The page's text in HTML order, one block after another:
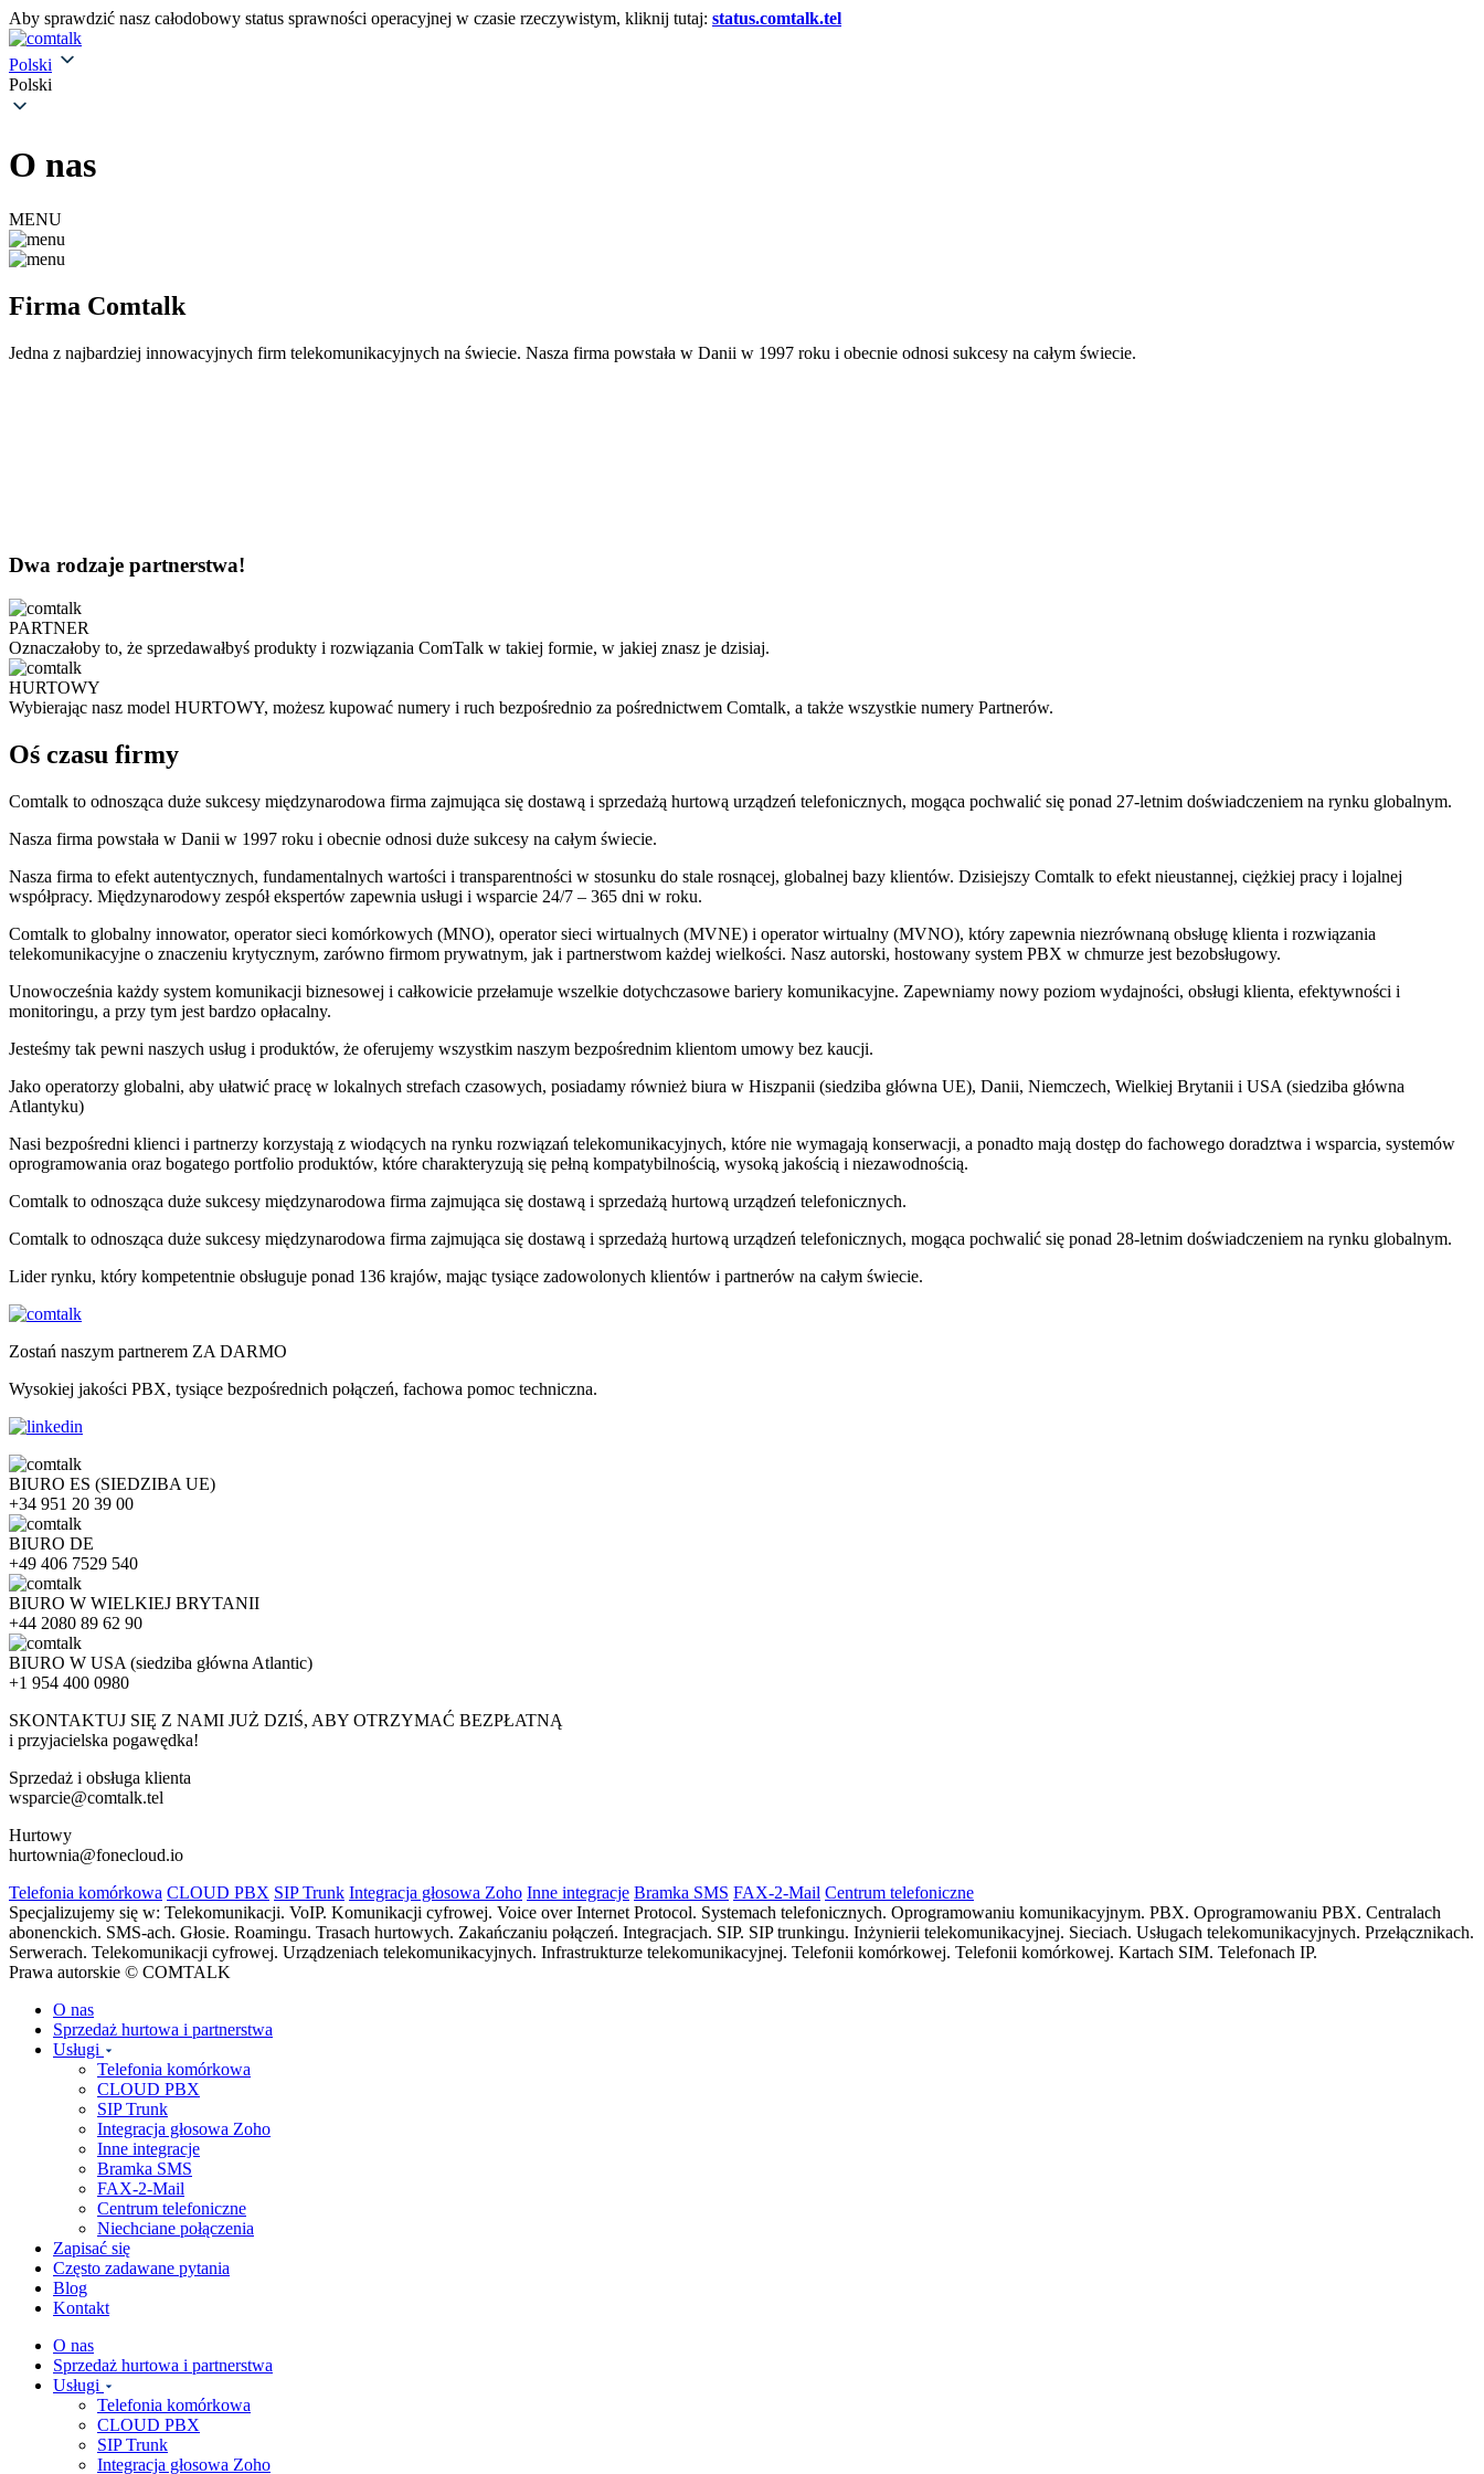
Aby sprawdzić nasz całodobowy status sprawności operacyjnej w czasie rzeczywistym, kliknij tutaj: status.comtalk.tel
Polski
Polski
O nas
MENU
Firma Comtalk
Jedna z najbardziej innowacyjnych firm telekomunikacyjnych na świecie. Nasza firma powstała w Danii w 1997 roku i obecnie odnosi sukcesy na całym świecie.
Dwa rodzaje partnerstwa!
PARTNER
Oznaczałoby to, że sprzedawałbyś produkty i rozwiązania ComTalk w takiej formie, w jakiej znasz je dzisiaj.
HURTOWY
Wybierając nasz model HURTOWY, możesz kupować numery i ruch bezpośrednio za pośrednictwem Comtalk, a także wszystkie numery Partnerów.
Oś czasu firmy
Comtalk to odnosząca duże sukcesy międzynarodowa firma zajmująca się dostawą i sprzedażą hurtową urządzeń telefonicznych, mogąca pochwalić się ponad 27-letnim doświadczeniem na rynku globalnym.
Nasza firma powstała w Danii w 1997 roku i obecnie odnosi duże sukcesy na całym świecie.
Nasza firma to efekt autentycznych, fundamentalnych wartości i transparentności w stosunku do stale rosnącej, globalnej bazy klientów. Dzisiejszy Comtalk to efekt nieustannej, ciężkiej pracy i lojalnej
współpracy. Międzynarodowy zespół ekspertów zapewnia usługi i wsparcie 24/7 – 365 dni w roku.
Comtalk to globalny innowator, operator sieci komórkowych (MNO), operator sieci wirtualnych (MVNE) i operator wirtualny (MVNO), który zapewnia niezrównaną obsługę klienta i rozwiązania
telekomunikacyjne o znaczeniu krytycznym, zarówno firmom prywatnym, jak i partnerstwom każdej wielkości. Nasz autorski, hostowany system PBX w chmurze jest bezobsługowy.
Unowocześnia każdy system komunikacji biznesowej i całkowicie przełamuje wszelkie dotychczasowe bariery komunikacyjne. Zapewniamy nowy poziom wydajności, obsługi klienta, efektywności i
monitoringu, a przy tym jest bardzo opłacalny.
Jesteśmy tak pewni naszych usług i produktów, że oferujemy wszystkim naszym bezpośrednim klientom umowy bez kaucji.
Jako operatorzy globalni, aby ułatwić pracę w lokalnych strefach czasowych, posiadamy również biura w Hiszpanii (siedziba główna UE), Danii, Niemczech, Wielkiej Brytanii i USA (siedziba główna
Atlantyku)
Nasi bezpośredni klienci i partnerzy korzystają z wiodących na rynku rozwiązań telekomunikacyjnych, które nie wymagają konserwacji, a ponadto mają dostęp do fachowego doradztwa i wsparcia, systemów
oprogramowania oraz bogatego portfolio produktów, które charakteryzują się pełną kompatybilnością, wysoką jakością i niezawodnością.
Comtalk to odnosząca duże sukcesy międzynarodowa firma zajmująca się dostawą i sprzedażą hurtową urządzeń telefonicznych.
Comtalk to odnosząca duże sukcesy międzynarodowa firma zajmująca się dostawą i sprzedażą hurtową urządzeń telefonicznych, mogąca pochwalić się ponad 28-letnim doświadczeniem na rynku globalnym.
Lider rynku, który kompetentnie obsługuje ponad 136 krajów, mając tysiące zadowolonych klientów i partnerów na całym świecie.
Zostań naszym partnerem ZA DARMO
Wysokiej jakości PBX, tysiące bezpośrednich połączeń, fachowa pomoc techniczna.
BIURO ES (SIEDZIBA UE)
+34 951 20 39 00
BIURO DE
+49 406 7529 540
BIURO W WIELKIEJ BRYTANII
+44 2080 89 62 90
BIURO W USA (siedziba główna Atlantic)
+1 954 400 0980
SKONTAKTUJ SIĘ Z NAMI JUŻ DZIŚ, ABY OTRZYMAĆ BEZPŁATNĄ
i przyjacielska pogawędka!
Sprzedaż i obsługa klienta
wsparcie@comtalk.tel
Hurtowy
hurtownia@fonecloud.io
Telefonia komórkowa CLOUD PBX SIP Trunk Integracja głosowa Zoho Inne integracje Bramka SMS FAX-2-Mail Centrum telefoniczne
Specjalizujemy się w: Telekomunikacji. VoIP. Komunikacji cyfrowej. Voice over Internet Protocol. Systemach telefonicznych. Oprogramowaniu komunikacyjnym. PBX. Oprogramowaniu PBX. Centralach
abonenckich. SMS-ach. Głosie. Roamingu. Trasach hurtowych. Zakańczaniu połączeń. Integracjach. SIP. SIP trunkingu. Inżynierii telekomunikacyjnej. Sieciach. Usługach telekomunikacyjnych. Przełącznikach.
Serwerach. Telekomunikacji cyfrowej. Urządzeniach telekomunikacyjnych. Infrastrukturze telekomunikacyjnej. Telefonii komórkowej. Telefonii komórkowej. Kartach SIM. Telefonach IP.
Prawa autorskie © COMTALK
O nas
Sprzedaż hurtowa i partnerstwa
Usługi
Telefonia komórkowa
CLOUD PBX
SIP Trunk
Integracja głosowa Zoho
Inne integracje
Bramka SMS
FAX-2-Mail
Centrum telefoniczne
Niechciane połączenia
Zapisać się
Często zadawane pytania
Blog
Kontakt
O nas
Sprzedaż hurtowa i partnerstwa
Usługi
Telefonia komórkowa
CLOUD PBX
SIP Trunk
Integracja głosowa Zoho